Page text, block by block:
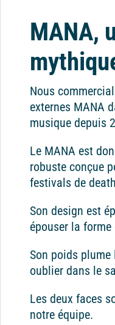
MANA,
Nous
externes MANA
musique depuis
Le MANA est
robuste conçue
festivals de
Son design est
épouser la
Son poids
oublier dans le
Les deux faces
notre équipe.